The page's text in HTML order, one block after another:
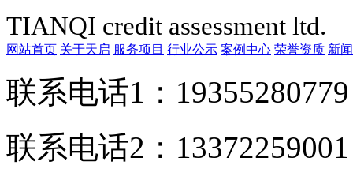
TIANQI credit assessment ltd.
网站首页 关于天启 服务项目 行业公示 案例中心 荣誉资质 新
联系电话1：
联系电话2：